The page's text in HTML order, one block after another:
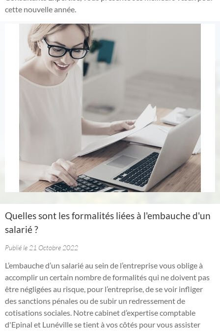
cette nouvelle année.
Quelles sont les formalités liées à l'embauche d'un
salarié ?
Publié le 21 Octobre 2022
L’embauche d’un salarié au sein de l’entreprise vous oblige à
accomplir un certain nombre de formalités qui ne doivent pas
être négligées au risque, pour l’entreprise, de se voir infliger
des sanctions pénales ou de subir un redressement de
cotisations sociales. Notre cabinet d’expertise comptable
d'Epinal et Lunéville se tient à vos côtés pour vous assister